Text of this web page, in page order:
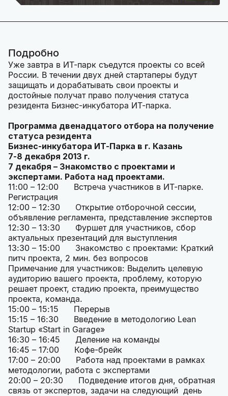
Подробно
Уже завтра в ИТ-парк съедутся проекты со всей
России. В течении двух дней стартаперы будут
защищать и дорабатывать свои проекты и
достойные получат право получения статуса
резидента Бизнес-инкубатора ИТ-парка.
Программа двенадцатого отбора на получение
статуса резидента
Бизнес-инкубатора ИТ-Парка в г. Казань
7-8 декабря 2013 г.
7 декабря – Знакомство с проектами и
экспертами. Работа над проектами.
11:00 – 12:00 Встреча участников в ИТ-парке.
Регистрация
12:00 – 12:30 Открытие отборочной сессии,
объявление регламента, представление экспертов
12:30 – 13:30 Фуршет для участников, сбор
актуальных презентаций для выступления
13:30 – 15:00 Знакомство с проектами: Краткий
питч проекта, 2 мин. без вопросов
Примечание для участников: Выделить целевую
аудиторию вашего проекта, проблему, которую
решает проект, стадию проекта, преимущество
проекта, команда.
15:00 – 15:15 Перерыв
15:15 – 16:30 Введение в методологию Lean
Startup «Start in Garage»
16:30 – 16:45 Деление на команды
16:45 – 17:00 Кофе-брейк
17:00 – 20:00 Работа над проектами в рамках
методологии, работа с экспертами
20:00 – 20:30 Подведение итогов дня, обратная
связь от экспертов, задачи на следующий день